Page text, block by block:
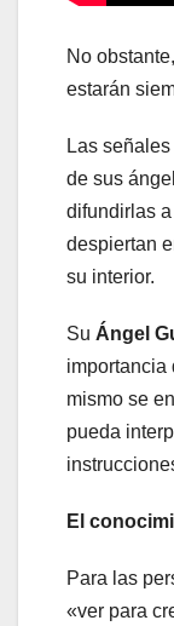
No
estarán
Las
de sus
difundirlas
despiertan
su interior.
Su Ángel
importancia
mismo se
pueda
El
Para las
«ver para